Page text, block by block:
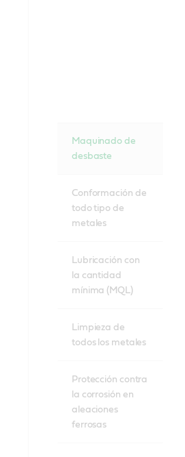
Maquinado de
desbaste
Conformación de
todo tipo de
metales
Lubricación con
la cantidad
mínima (MQL)
Limpieza de
todos los metales
Protección contra
la corrosión en
aleaciones
ferrosas